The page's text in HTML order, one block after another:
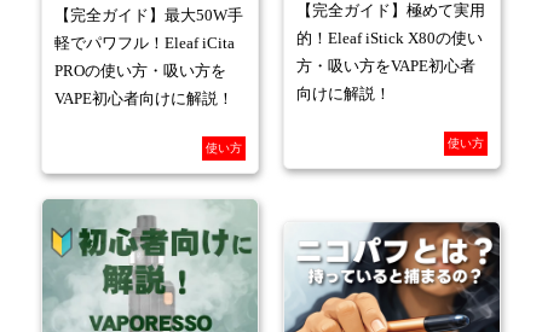
【完全ガイド】最大50W手
軽でパワフル！Eleaf iCita
PROの使い方・吸い方を
VAPE初心者向けに解説！
使い方
【完全ガイド】極めて実用
的！Eleaf iStick X80の使い
方・吸い方をVAPE初心者
向けに解説！
使い方